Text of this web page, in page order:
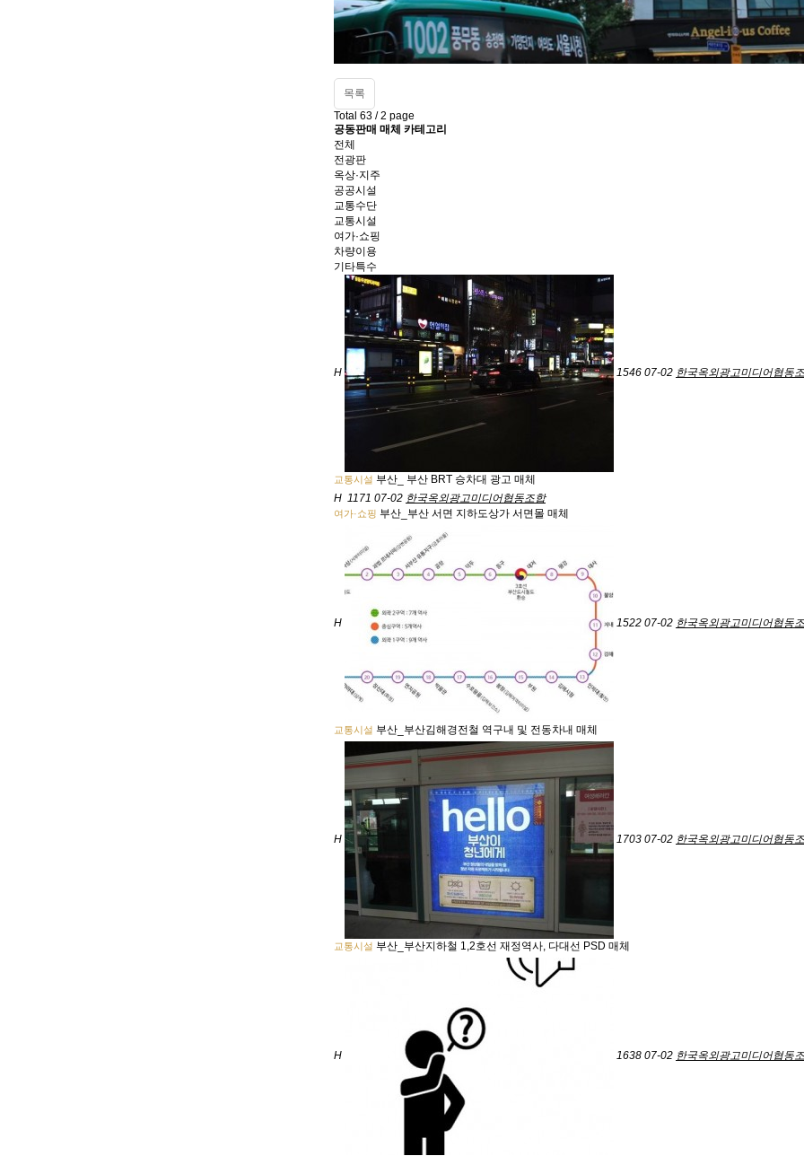
목록
Total 63 /2 page
공동판매 매체 카테고리
전체
전광판
옥상·지주
공공시설
교통수단
교통시설
여가·쇼핑
차량이용
기타특수
H 1546 07-02 한국옥외광고미디어협동
교통시설 부산_ 부산 BRT 승차대 광고 매체
H 1171 07-02 한국옥외광고미디어협동조합
여가·쇼핑 부산_부산 서면 지하도상가 서면몰 매체
H 1522 07-02 한국옥외광고미디어협동
교통시설 부산_부산김해경전철 역구내 및 전동차내 매체
H 1703 07-02 한국옥외광고미디어협동
교통시설 부산_부산지하철 1,2호선 재정역사, 다대선 PSD 매체
H 1638 07-02 한국옥외광고미디어협동